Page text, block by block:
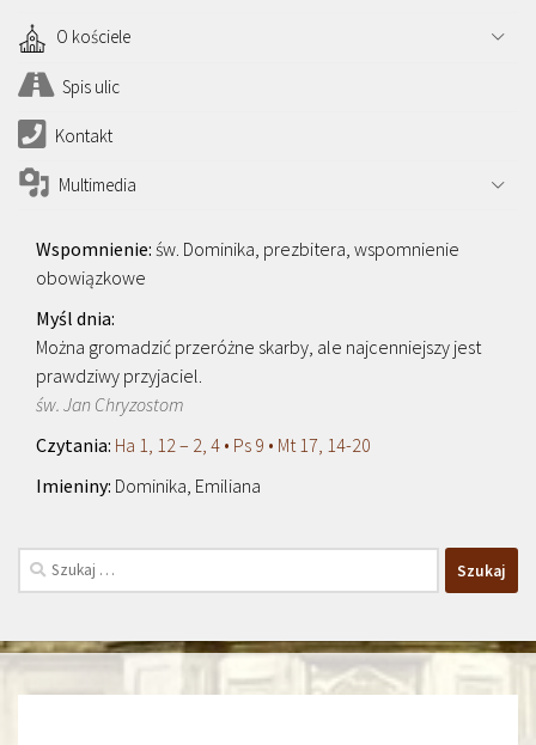
O kościele
Spis ulic
Kontakt
Multimedia
św. Dominika, prezbitera, wspomnienie
obowiązkowe
Można gromadzić przeróżne skarby, ale najcenniejszy jest
prawdziwy przyjaciel.
św. Jan Chryzostom
Ha 1, 12 – 2, 4 • Ps 9 • Mt 17, 14-20
Dominika, Emiliana
Szukaj: